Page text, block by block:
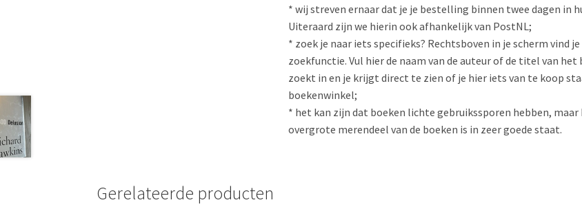
* wij streven ernaar dat je je bestelling binnen twee dagen in
Uiteraard zijn we hierin ook afhankelijk van PostNL;
* zoek je naar iets specifieks? Rechtsboven in je scherm vind je
zoekfunctie. Vul hier de naam van de auteur of de titel van het
zoekt in en je krijgt direct te zien of je hier iets van te koop
boekenwinkel;
* het kan zijn dat boeken lichte gebruikssporen hebben, maar
overgrote merendeel van de boeken is in zeer goede staat.
Gerelateerde producten